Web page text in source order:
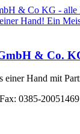
& Co.
einer Hand mit
0385-